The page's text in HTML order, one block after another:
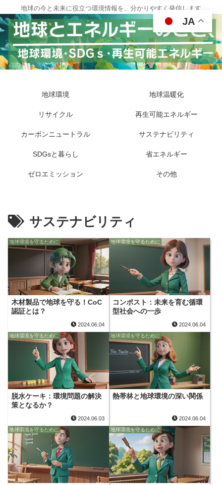
地球の今と未来に役立つ環境情報を、分かりやすく発信します
地球環境 地球温暖化
リサイクル 再生可能エネルギー
カーボンニュートラル サステナビリティ
SDGsと暮らし 省エネルギー
ゼロエミッション その他
サステナビリティ
地球環境を守るために
木材製品で地球を守る！CoC
認証とは？
2024.06.04
地球環境を守るために
コンポスト：未来を育む循環
型社会への一歩
2024.06.04
地球環境を守るために
脱水ケーキ：環境問題の解決
策となるか？
2024.06.03
地球環境を守るために
熱帯林と地球環境の深い関係
2024.06.04
地球環境を守るために 地球環境を守るために
JA